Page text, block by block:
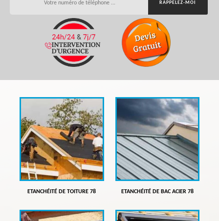
ETANCHÉITÉ DE TOITURE 78 ETANCHÉITÉ DE BAC ACIER 78